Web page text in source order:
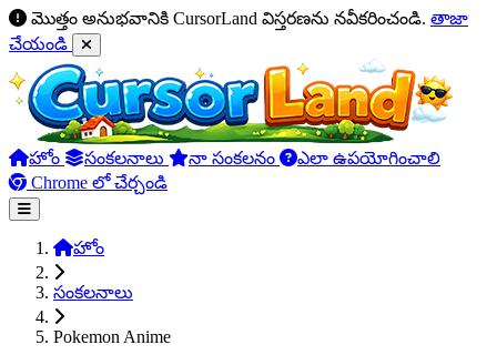
మొత్తం అనుభవానికి CursorLand విస్తరణను నవీకరించండి. తాజా
చేయండి
హోం సంకలనాలు నా సంకలనం
ఎలా ఉపయోగించాలి
Chrome లో చేర్చండి
హోం
సంకలనాలు
Pokemon Anime